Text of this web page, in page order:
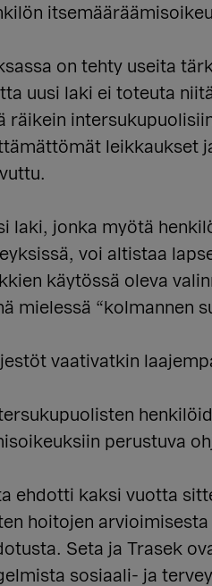
on tehty useita
uusi laki ei toteuta
räikein
leikkaukset
laki, jonka myötä
voi altistaa
käytössä oleva
mielessä “kolmannen
vaativatkin
perustuva
ehdotti kaksi vuotta
hoitojen
Seta ja Trasek
sosiaali- ja